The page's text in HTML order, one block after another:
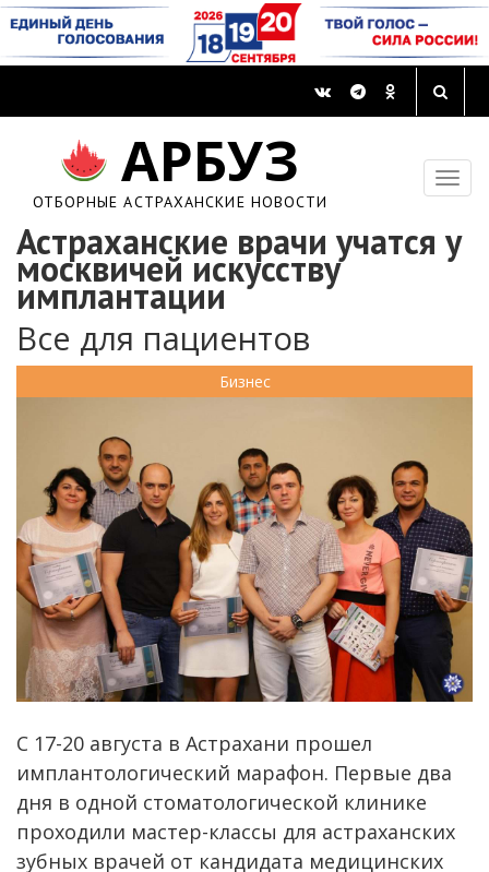
АРБУЗ
ОТБОРНЫЕ АСТРАХАНСКИЕ НОВОСТИ
Астраханские врачи учатся у
москвичей искусству
имплантации
Все для пациентов
Бизнес
С 17-20 августа в Астрахани прошел
имплантологический марафон. Первые два
дня в одной стоматологической клинике
проходили мастер-классы для астраханских
зубных врачей от кандидата медицинских